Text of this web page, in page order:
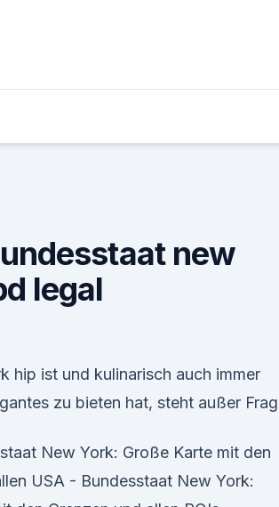
new
legal
hip ist und kulinarisch auch immer
zu bieten hat, steht außer
New York: Große Karte mit den
USA - Bundesstaat New York: